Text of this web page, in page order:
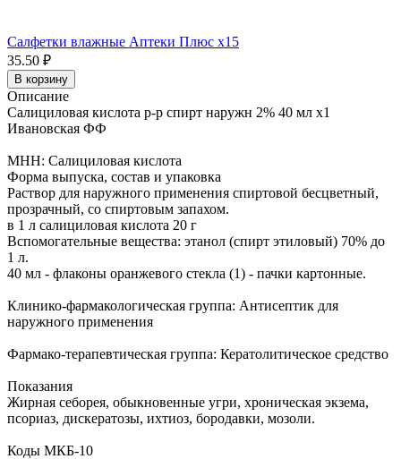
Салфетки влажные Аптеки Плюс x15
35.50 ₽
В корзину
Описание
Салициловая кислота р-р спирт наружн 2% 40 мл x1
Ивановская ФФ
МНН: Салициловая кислота
Форма выпуска, состав и упаковка
Раствор для наружного применения спиртовой бесцветный,
прозрачный, со спиртовым запахом.
в 1 л салициловая кислота 20 г
Вспомогательные вещества: этанол (спирт этиловый) 70% до
1 л.
40 мл - флаконы оранжевого стекла (1) - пачки картонные.
Клинико-фармакологическая группа: Антисептик для
наружного применения
Фармако-терапевтическая группа: Кератолитическое средство
Показания
Жирная себорея, обыкновенные угри, хроническая экзема,
псориаз, дискератозы, ихтиоз, бородавки, мозоли.
Коды МКБ-10